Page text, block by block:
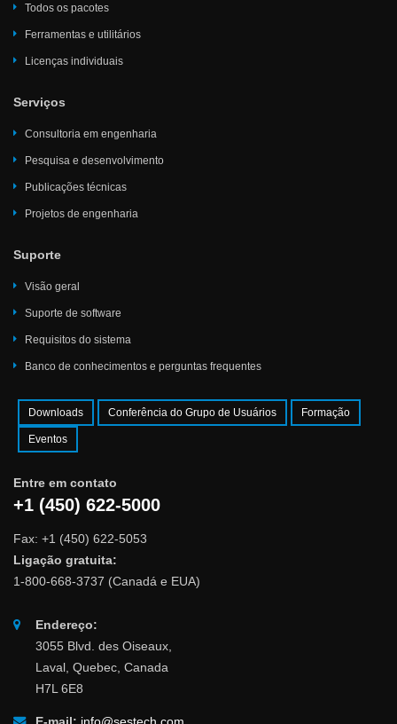
Todos os pacotes
Ferramentas e utilitários
Licenças individuais
Serviços
Consultoria em engenharia
Pesquisa e desenvolvimento
Publicações técnicas
Projetos de engenharia
Suporte
Visão geral
Suporte de software
Requisitos do sistema
Banco de conhecimentos e perguntas frequentes
Downloads Conferência do Grupo de Usuários Formação
Eventos
Entre em contato
+1 (450) 622-5000
Fax: +1 (450) 622-5053
Ligação gratuita:
1-800-668-3737 (Canadá e EUA)
Endereço:
3055 Blvd. des Oiseaux,
Laval, Quebec, Canada
H7L 6E8